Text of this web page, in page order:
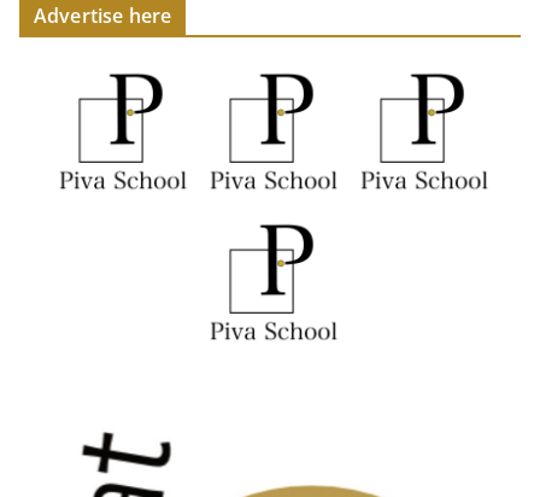
Advertise here